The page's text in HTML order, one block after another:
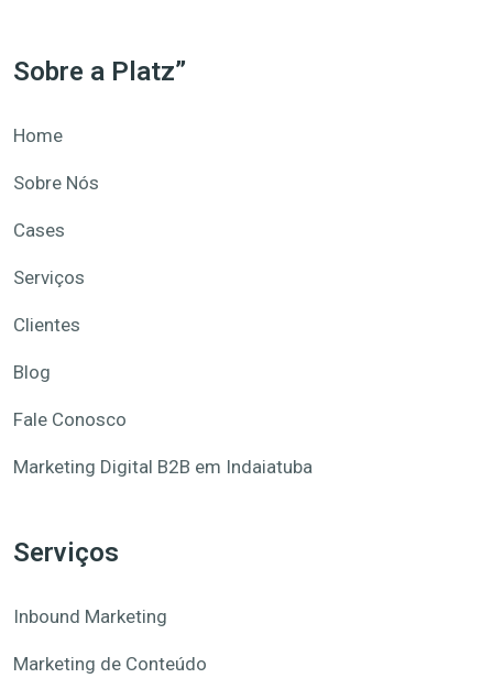
Sobre a Platz”
Home
Sobre Nós
Cases
Serviços
Clientes
Blog
Fale Conosco
Marketing Digital B2B em Indaiatuba
Serviços
Inbound Marketing
Marketing de Conteúdo